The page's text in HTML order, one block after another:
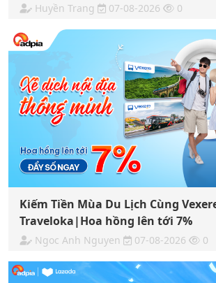
Huyền Trang 07-08-2026 0
Kiếm Tiền Mùa Du Lịch Cùng
Traveloka|Hoa hồng lên tới 7%
Ngoc Anh Nguyen 07-08-2026 0